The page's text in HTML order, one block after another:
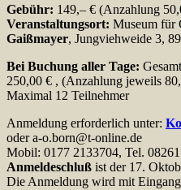
Gebühr: 149,– € (Anzahlung
Veranstaltungsort: Museum für
Gaißmayer, Jungviehweide 3,
Bei Buchung aller Tage:
250,00 € , (Anzahlung jeweils
Maximal 12 Teilnehmer
Anmeldung erforderlich unter:
oder a-o.born@t-online.de
Mobil: 0177 2133704, Tel.
Anmeldeschluß ist der 17.
Die Anmeldung wird mit